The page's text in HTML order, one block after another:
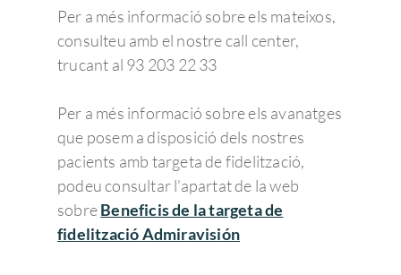
Per a més informació sobre els mateixos,
consulteu amb el nostre call center,
trucant al 93 203 22 33
Per a més informació sobre els avanatges
que posem a disposició dels nostres
pacients amb targeta de fidelització,
podeu consultar l’apartat de la web
sobreBeneficis de la targeta de
fidelització Admiravisión